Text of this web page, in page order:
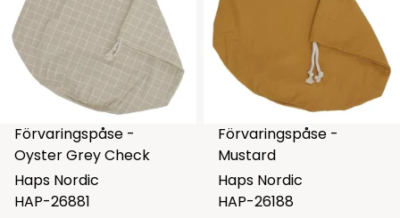
Förvaringspåse -
Oyster Grey Check
Haps Nordic
HAP-26881
Förvaringspåse -
Mustard
Haps Nordic
HAP-26188